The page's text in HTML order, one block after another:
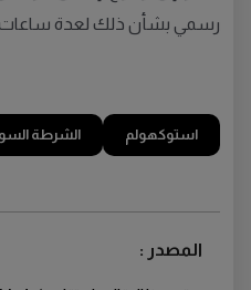
رسمي بشأن ذلك لعدة
استوكهولم الشرطة
المصدر :